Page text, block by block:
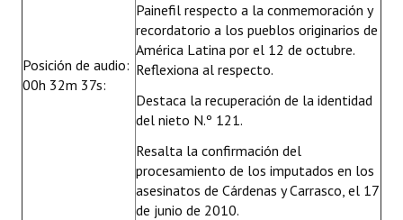
Posición de audio:
00h 32m 37s:
Painefil respecto a la conmemoración y
recordatorio a los pueblos originarios de
América Latina por el 12 de octubre.
Reflexiona al respecto.
Destaca la recuperación de la identidad
del nieto N.º 121.
Resalta la confirmación del
procesamiento de los imputados en los
asesinatos de Cárdenas y Carrasco, el 17
de junio de 2010.